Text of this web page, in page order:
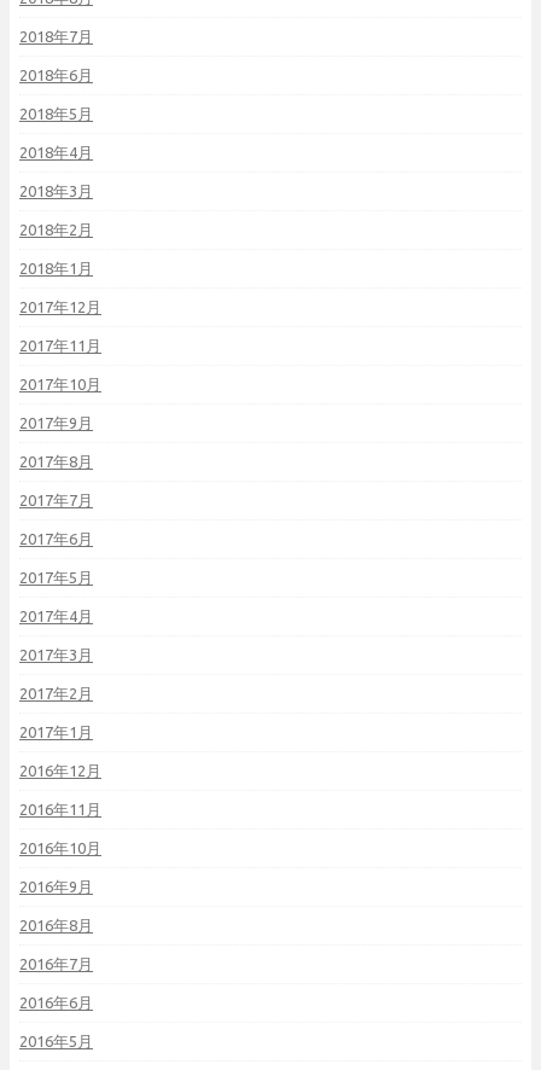
2018年7月
2018年6月
2018年5月
2018年4月
2018年3月
2018年2月
2018年1月
2017年12月
2017年11月
2017年10月
2017年9月
2017年8月
2017年7月
2017年6月
2017年5月
2017年4月
2017年3月
2017年2月
2017年1月
2016年12月
2016年11月
2016年10月
2016年9月
2016年8月
2016年7月
2016年6月
2016年5月